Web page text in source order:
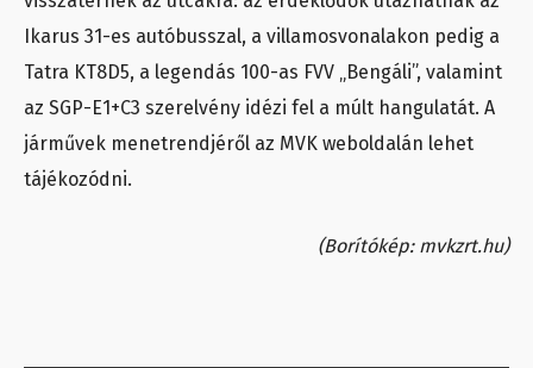
Ikarus 31-es autóbusszal, a villamosvonalakon pedig a
Tatra KT8D5, a legendás 100-as FVV „Bengáli”, valamint
az SGP-E1+C3 szerelvény idézi fel a múlt hangulatát. A
járművek menetrendjéről az MVK weboldalán lehet
tájékozódni.
(Borítókép: mvkzrt.hu)